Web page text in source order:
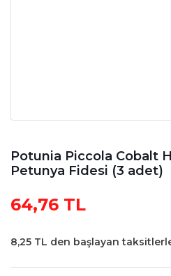
Potunia Piccola Cobalt
Petunya Fidesi (3 adet)
64,76 TL
8,25 TL den başlayan